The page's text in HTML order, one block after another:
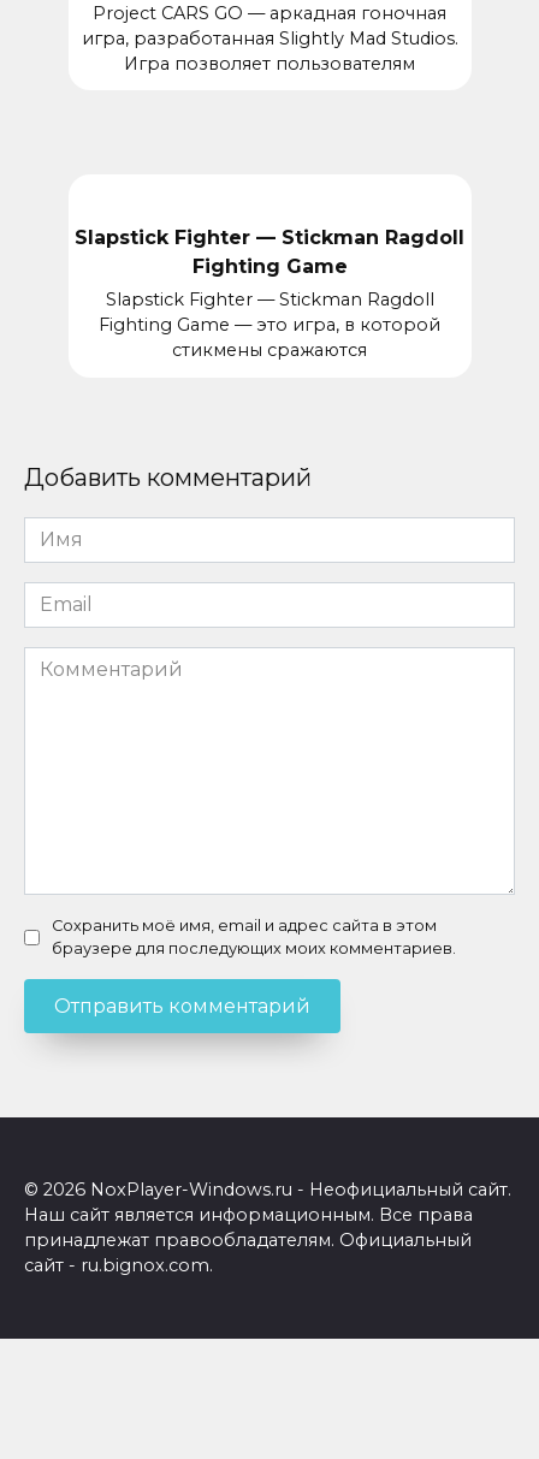
Project CARS GO — аркадная гоночная
игра, разработанная Slightly Mad Studios.
Игра позволяет пользователям
Slapstick Fighter — Stickman Ragdoll
Fighting Game
Slapstick Fighter — Stickman Ragdoll
Fighting Game — это игра, в которой
стикмены сражаются
Добавить комментарий
Имя
*
Email
*
Комментарий
Сохранить моё имя, email и адрес сайта в этом
браузере для последующих моих комментариев.
© 2026 NoxPlayer-Windows.ru - Неофициальный сайт.
Наш сайт является информационным. Все права
принадлежат правообладателям. Официальный
сайт - ru.bignox.com.